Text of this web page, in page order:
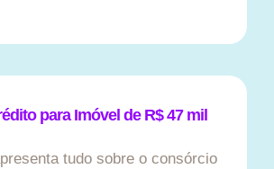
para Imóvel de R$ 47 mil
tudo sobre o consórcio